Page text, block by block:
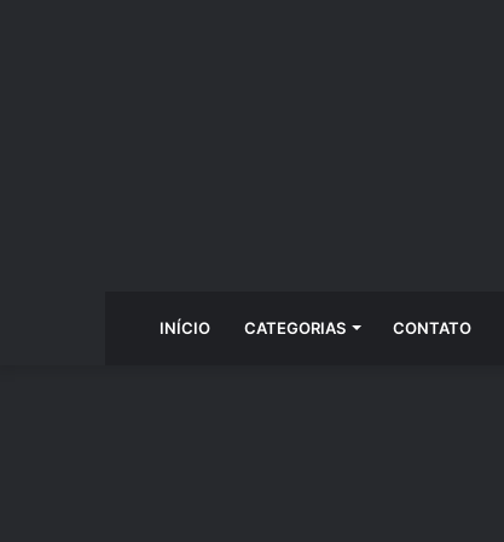
INÍCIO CATEGORIAS CONTATO